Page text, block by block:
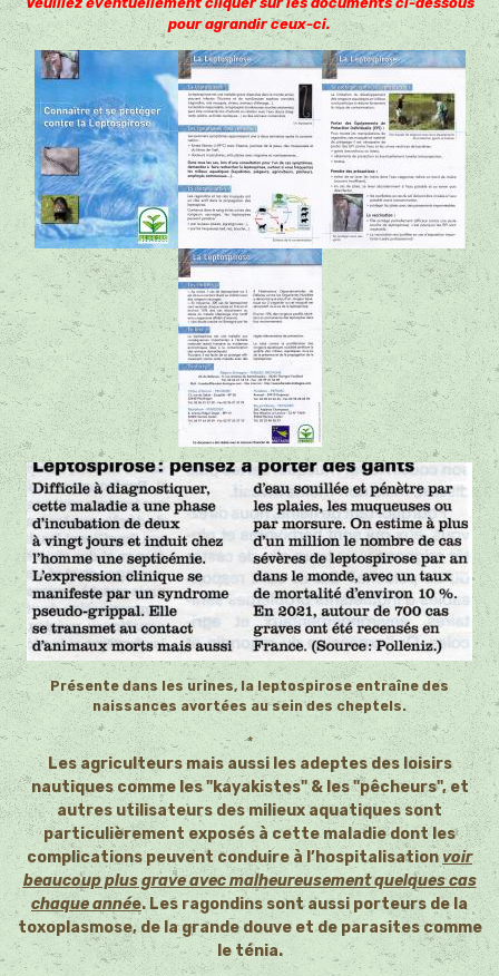
pour agrandir ceux-ci.
Présente dans les urines, la leptospirose entraîne des
naissances avortées au sein des cheptels.
*
Les agriculteurs mais aussi les adeptes des loisirs
nautiques comme les "kayakistes" & les "pêcheurs", et
autres utilisateurs des milieux aquatiques sont
particulièrement exposés à cette maladie dont les
complications peuvent conduire à l’hospitalisationvoir
beaucoup plus grave avec malheureusement quelques cas
chaque année. Les ragondins sont aussi porteurs de la
toxoplasmose, de la grande douve et de parasites comme
le ténia.